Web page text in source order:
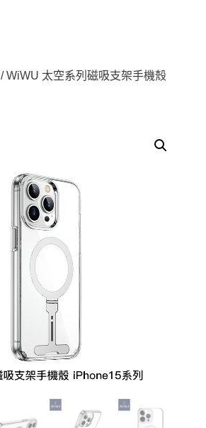
/ WiWU 太空系列磁吸支架手機殼